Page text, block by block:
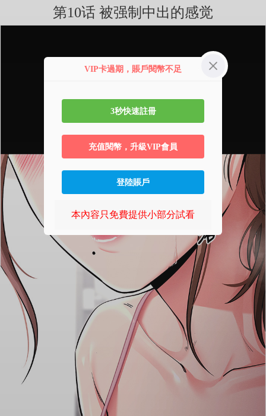
第10话 被强制中出的感觉
VIP卡過期，賬戶閱幣不足
3秒快速註冊
充值閱幣，升級VIP會員
登陸賬戶
本內容只免費提供小部分試看